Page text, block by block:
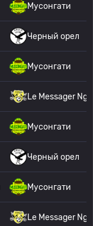
Мусонгати
Черный орел
Мусонгати
Le Messager
Мусонгати
Черный орел
Мусонгати
Le Messager